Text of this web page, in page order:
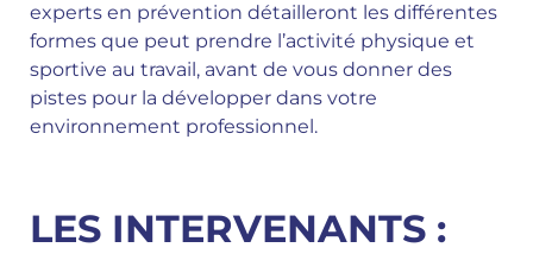
experts en prévention détailleront les différentes
formes que peut prendre l’activité physique et
sportive au travail, avant de vous donner des
pistes pour la développer dans votre
environnement professionnel.
LES INTERVENANTS :